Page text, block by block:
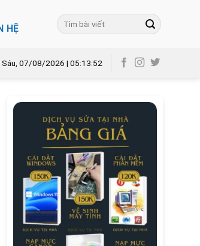
HỆ
Sáu, 07/08/2026 | 05:13:53